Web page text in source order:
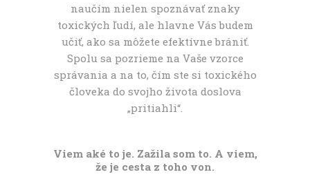
naučím nielen spoznávať znaky
toxických ľudí, ale hlavne Vás budem
učiť, ako sa môžete efektívne brániť.
Spolu sa pozrieme na Vaše vzorce
správania a na to, čím ste si toxického
človeka do svojho života doslova
„pritiahli“.
Viem aké to je. Zažila som to. A viem,
že je cesta z toho von.